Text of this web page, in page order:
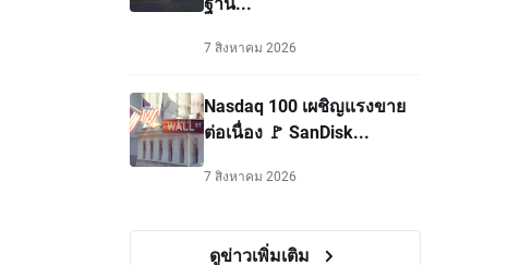
7 สิงหาคม 2026
Nasdaq 100 เผชิญแรงขาย
ต่อเนื่อง 🚩 SanDisk...
7 สิงหาคม 2026
ดูข่าวเพิ่มเติม